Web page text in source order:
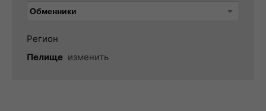
Регион
Пелище изменить